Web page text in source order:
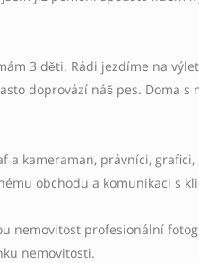
3 děti. Rádi jezdíme na
doprovází náš pes. Doma s
a kameraman, právníci, grafici,
obchodu a komunikaci s
nemovitost profesionální
nemovitosti.